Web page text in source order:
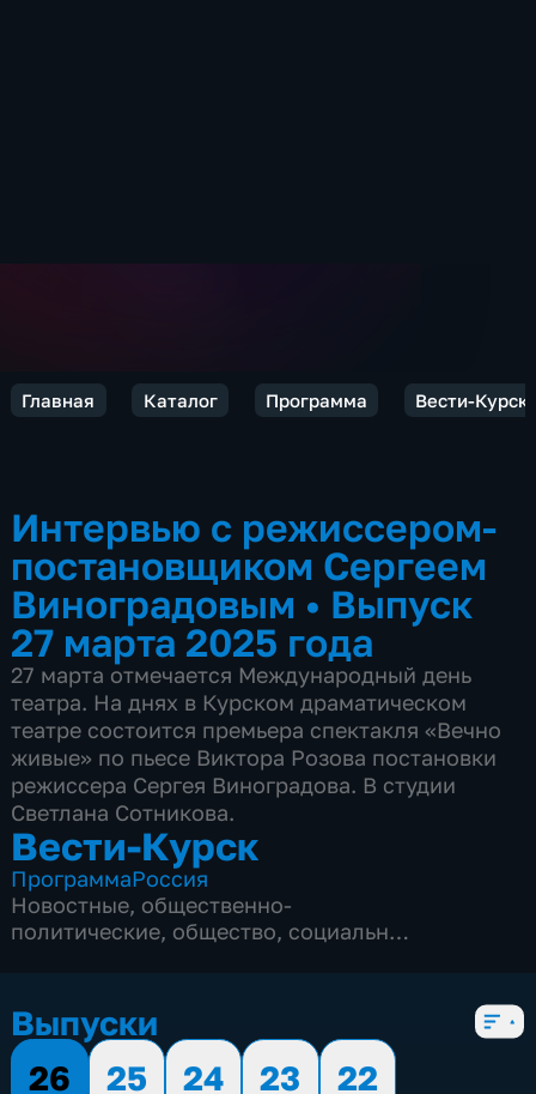
Главная Каталог Программа Вести-Курск
Интервью с режиссером-
постановщиком Сергеем
Виноградовым • Выпуск
27 марта 2025 года
27 марта отмечается Международный день
театра. На днях в Курском драматическом
театре состоится премьера спектакля «Вечно
живые» по пьесе Виктора Розова постановки
режиссера Сергея Виноградова. В студии
Светлана Сотникова.
Вести-Курск
ПрограммаРоссия
Новостные, общественно-
политические, общество, социально-
Выпуски
26
25 24 23
22